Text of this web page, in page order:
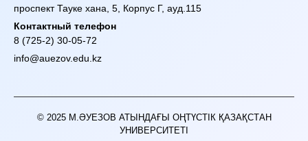
проспект Тауке хана, 5, Корпус Г, ауд.115
Контактный телефон
8 (725-2) 30-05-72
info@auezov.edu.kz
© 2025 М.ӘУЕЗОВ АТЫНДАҒЫ ОҢТҮСТІК ҚАЗАҚСТАН
УНИВЕРСИТЕТІ